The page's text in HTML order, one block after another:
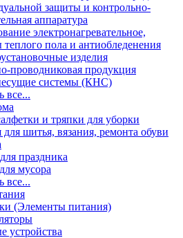
защиты и контрольно-
аппаратура
электронагревательное,
теплого пола и антиобледенения
изделия
проводниковая продукция
системы (КНС)
все...
и тряпки для уборки
для шитья, вязания, ремонта обуви
праздника
мусора
все...
(Элементы питания)
устройства